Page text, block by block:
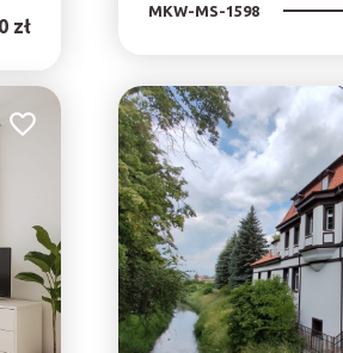
zł
MKW-MS-1598
Dodaj do ulubionych